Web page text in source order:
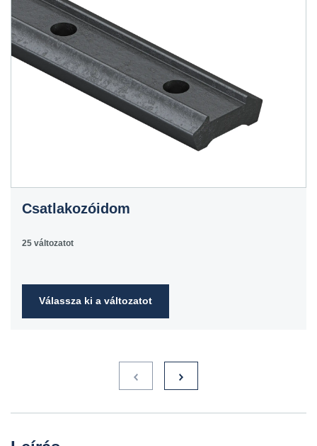
Csatlakozóidom
25 változatot
Válassza ki a változatot